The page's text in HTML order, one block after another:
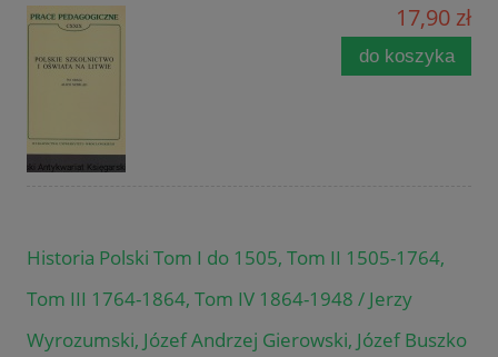
17,90 zł
do koszyka
Historia Polski Tom I do 1505, Tom II 1505-1764,
Tom III 1764-1864, Tom IV 1864-1948 / Jerzy
Wyrozumski, Józef Andrzej Gierowski, Józef Buszko